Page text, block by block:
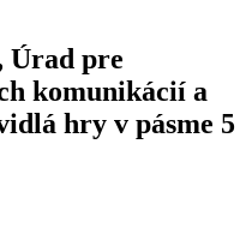
Úrad pre
komunikácií a
hry v pásme 5